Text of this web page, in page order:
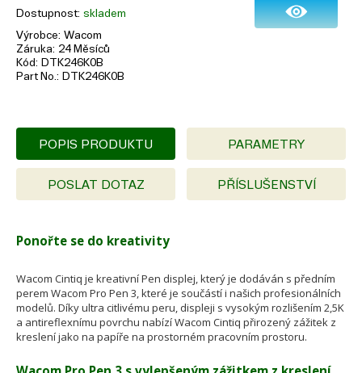
Dostupnost skladem
Výrobce Wacom
Záruka 24 Měsíců
Kód
DTK246K0B
Part No.
DTK246K0B
POPIS PRODUKTU PARAMETRY
POSLAT DOTAZ PŘÍSLUŠENSTVÍ
Ponořte se do kreativity
Wacom Cintiq je kreativní Pen displej, který je dodáván s předním
perem Wacom Pro Pen 3, které je součástí i našich profesionálních
modelů. Díky ultra citlivému peru, displeji s vysokým rozlišením 2,5K
a antireflexnímu povrchu nabízí Wacom Cintiq přirozený zážitek z
kreslení jako na papíře na prostorném pracovním prostoru.